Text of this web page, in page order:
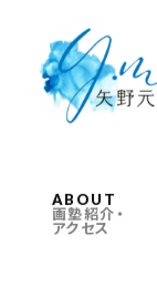
ABOUT
画塾紹介・
アクセス